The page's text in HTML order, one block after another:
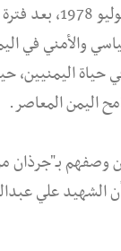
تولى الرئيس الشهيد
والأمني في
يوماً تاريخياً في
اليمن المعاصر.
بـ"جرذان
الشهيد علي